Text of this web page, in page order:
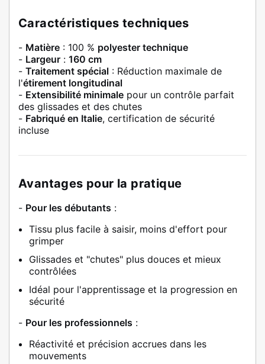
Caractéristiques techniques
- Matière : 100 % polyester technique
- Largeur : 160 cm
- Traitement spécial : Réduction maximale de
l'étirement longitudinal
- Extensibilité minimale pour un contrôle parfait
des glissades et des chutes
- Fabriqué en Italie, certification de sécurité
incluse
Avantages pour la pratique
- Pour les débutants :
Tissu plus facile à saisir, moins d'effort pour
grimper
Glissades et "chutes" plus douces et mieux
contrôlées
Idéal pour l'apprentissage et la progression en
sécurité
- Pour les professionnels :
Réactivité et précision accrues dans les
mouvements